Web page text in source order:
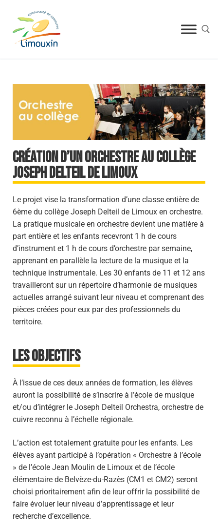
Création d’un orchestre au collège
Joseph Delteil de Limoux
Le projet vise la transformation d’une classe entière de
6ème du collège Joseph Delteil de Limoux en orchestre.
La pratique musicale en orchestre devient une matière à
part entière et les enfants recevront 1 h de cours
d’instrument et 1 h de cours d’orchestre par semaine,
apprenant en parallèle la lecture de la musique et la
technique instrumentale. Les 30 enfants de 11 et 12 ans
travailleront sur un répertoire d’harmonie de musiques
actuelles arrangé suivant leur niveau et comprenant des
pièces créées pour eux par des professionnels du
territoire.
Les objectifs
À l’issue de ces deux années de formation, les élèves
auront la possibilité de s’inscrire à l’école de musique
et/ou d’intégrer le Joseph Delteil Orchestra, orchestre de
cuivre reconnu à l’échelle régionale.
​L’action est totalement gratuite pour les enfants. Les
élèves ayant participé à l’opération « Orchestre à l’école
» de l’école Jean Moulin de Limoux et de l’école
élémentaire de Belvèze-du-Razès (CM1 et CM2) seront
choisi prioritairement afin de leur offrir la possibilité de
faire évoluer leur niveau d’apprentissage et leur
recherche d’excellence.